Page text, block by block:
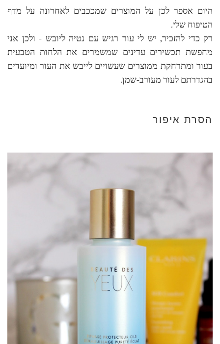
היום אספר לכן על המוצרים שמככבים לאחרונה על מדף
הטיפוח שלי.
רק כדי להזכיר, יש לי עור רגיש עם נטיה ליובש - ולכן אני
מחפשת תכשירים עדינים שמשמרים את הלחות הטבעית
בעור ומתרחקת ממוצרים שעשויים לייבש את העור ומיועדים
בהגדרתם לעור מעורב-שמן.
הסרת איפור